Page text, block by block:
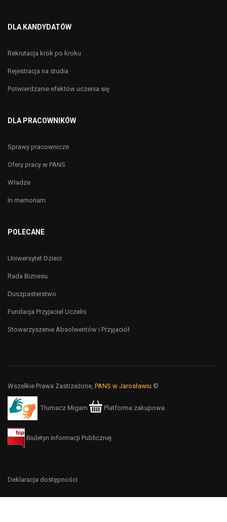
DLA KANDYDATÓW
Rekrutacja krok po kroku
Rejestracja na studia
Potwierdzanie efektów uczenia się
DLA PRACOWNIKÓW
Sprawy pracownicze
Ofery pracy w PANS
Władze
In memoriam
POLECANE
Uniwersytet Dzieci
Rada Biznesu
Duszpasterstwo
Fundacja Przyjaciel Uczelni
Stowarzyszenie Absolwentów i Przyjaciół
Wszelkie Prawa Zastrzeżone, PANS w Jarosławiu ©
Tłumacz Migam Platforma zakupowa
Biuletyn Informacji Publicznej
Deklaracja dostępności